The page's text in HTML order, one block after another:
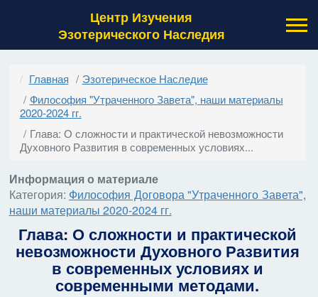
Центр Изучения
Эзотерического Наследия
Главная
Эзотерическое Наследие
Философия "Утраченного Завета", наши материалы
2020-2024 гг.
Глава: О сложности и практической невозможности
Духовного Развития в современных условиях...
Информация о материале
Категория: Философия Договора "Утраченного Завета",
наши материалы 2020-2024 гг.
Глава: О сложности и практической
невозможности Духовного Развития
в современных условиях и
современными методами.